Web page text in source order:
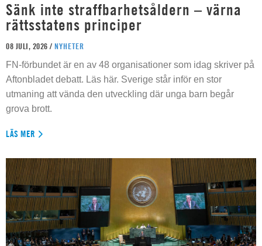
Sänk inte straffbarhetsåldern – värna
rättsstatens principer
08 JULI, 2026 / NYHETER
FN-förbundet är en av 48 organisationer som idag skriver på
Aftonbladet debatt. Läs här. Sverige står inför en stor
utmaning att vända den utveckling där unga barn begår
grova brott.
LÄS MER